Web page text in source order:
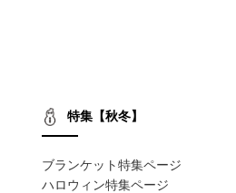
特集【秋冬】
ブランケット特集ページ
ハロウィン特集ページ